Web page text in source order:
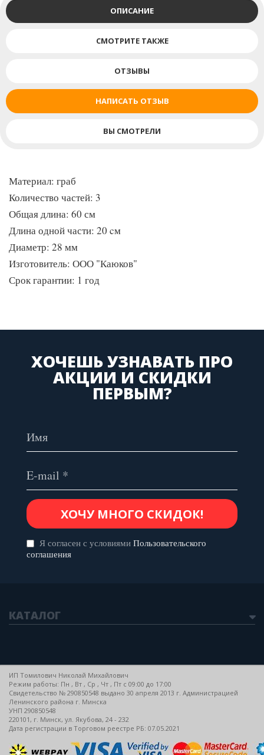
ОПИСАНИЕ
СМОТРИТЕ ТАКЖЕ
ОТЗЫВЫ
НАПИСАТЬ ОТЗЫВ
ВЫ СМОТРЕЛИ
Материал: граб
Количество частей: 3
Общая длина: 60 см
Длина одной части: 20 cм
Диаметр: 28 мм
Изготовитель: ООО "Каюков"
Срок гарантии: 1 год
ХОЧЕШЬ УЗНАВАТЬ ПРО
АКЦИИ И СКИДКИ
ПЕРВЫМ?
Я согласен с условиями Пользовательского
соглашения
КАТАЛОГ
ИП Томилович Николай Михайлович
Режим работы: Пн , Вт , Ср , Чт , Пт c 09:00 до 17:00
Свидетельство № 290850548 выдано 30 апреля 2013 г. Администрацией
Ленинского района г. Минска
УНП 290850548
220101, г. Минск, ул. Якубова, 24 - 232
Дата регистрации в Торговом реестре РБ: 07.05.2021